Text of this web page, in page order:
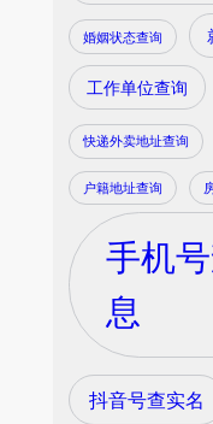
婚姻状态查询
工作单位查询
快递外卖地址查询
户籍地址查询
手机
息
抖音号查实名